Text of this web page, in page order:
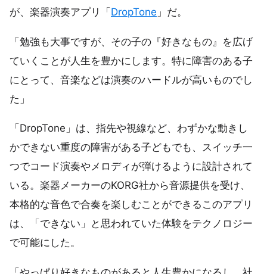
が、楽器演奏アプリ「 DropTone 」だ。
「勉強も大事ですが、その子の『好きなもの』を広げ
ていくことが人生を豊かにします。特に障害のある子
にとって、音楽などは演奏のハードルが高いものでし
た」
「DropTone」は、指先や視線など、わずかな動きし
かできない重度の障害がある子どもでも、スイッチ一
つでコード演奏やメロディが弾けるように設計されて
いる。楽器メーカーのKORG社から音源提供を受け、
本格的な音色で合奏を楽しむことができるこのアプリ
は、「できない」と思われていた体験をテクノロジー
で可能にした。